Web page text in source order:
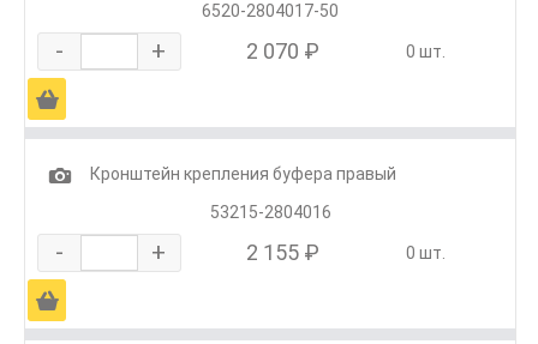
6520-2804017-50
- + 2 070 ₽ 0 шт.
Ä
1
Кронштейн крепления буфера правый
53215-2804016
- + 2 155 ₽ 0 шт.
Ä